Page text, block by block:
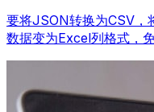
要将JSON转换为CSV
数据变为Excel列格式，